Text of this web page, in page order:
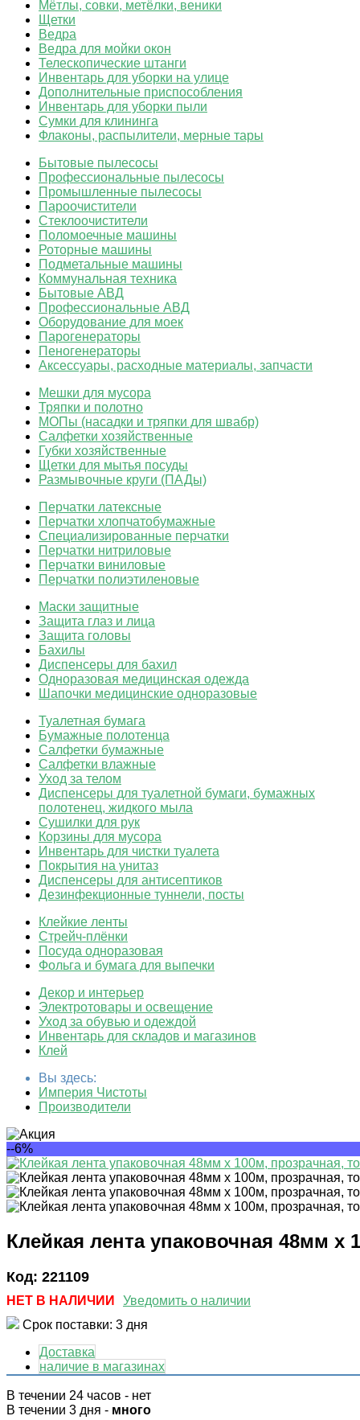
Мётлы, совки, метёлки, веники
Щетки
Ведра
Ведра для мойки окон
Телескопические штанги
Инвентарь для уборки на улице
Дополнительные приспособления
Инвентарь для уборки пыли
Сумки для клининга
Флаконы, распылители, мерные тары
Бытовые пылесосы
Профессиональные пылесосы
Промышленные пылесосы
Пароочистители
Стеклоочистители
Поломоечные машины
Роторные машины
Подметальные машины
Коммунальная техника
Бытовые АВД
Профессиональные АВД
Оборудование для моек
Парогенераторы
Пеногенераторы
Аксессуары, расходные материалы, запчасти
Мешки для мусора
Тряпки и полотно
МОПы (насадки и тряпки для швабр)
Салфетки хозяйственные
Губки хозяйственные
Щетки для мытья посуды
Размывочные круги (ПАДы)
Перчатки латексные
Перчатки хлопчатобумажные
Специализированные перчатки
Перчатки нитриловые
Перчатки виниловые
Перчатки полиэтиленовые
Маски защитные
Защита глаз и лица
Защита головы
Бахилы
Диспенсеры для бахил
Одноразовая медицинская одежда
Шапочки медицинские одноразовые
Туалетная бумага
Бумажные полотенца
Салфетки бумажные
Салфетки влажные
Уход за телом
Диспенсеры для туалетной бумаги, бумажных
полотенец, жидкого мыла
Сушилки для рук
Корзины для мусора
Инвентарь для чистки туалета
Покрытия на унитаз
Диспенсеры для антисептиков
Дезинфекционные туннели, посты
Клейкие ленты
Стрейч-плёнки
Посуда одноразовая
Фольга и бумага для выпечки
Декор и интерьер
Электротовары и освещение
Уход за обувью и одеждой
Инвентарь для складов и магазинов
Клей
Вы здесь:
Империя Чистоты
Производители
--6%
Клейкая лента упаковочная 48мм х
Код: 221109
НЕТ В НАЛИЧИИ
Уведомить о наличии
Срок поставки: 3 дня
Доставка
наличие в магазинах
В течении 24 часов - нет
В течении 3 дня - много